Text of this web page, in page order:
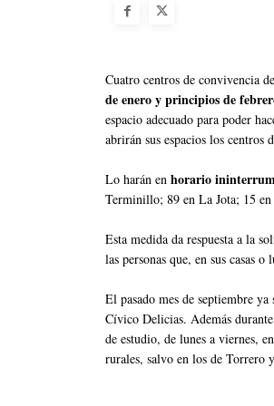
Cuatro centros de convivencia
de enero y principios de
espacio adecuado para poder
abrirán sus espacios los
Lo harán en horario
Terminillo; 89 en La Jota; 15
Esta medida da respuesta a la
las personas que, en sus casas
El pasado mes de septiembre
Cívico Delicias. Además
de estudio, de lunes a viernes,
rurales, salvo en los de Torrero